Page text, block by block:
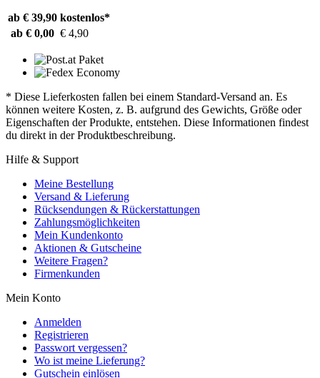
ab € 39,90 kostenlos*
ab € 0,00 € 4,90
* Diese Lieferkosten fallen bei einem Standard-Versand an. Es
können weitere Kosten, z. B. aufgrund des Gewichts, Größe oder
Eigenschaften der Produkte, entstehen. Diese Informationen findest
du direkt in der Produktbeschreibung.
Hilfe & Support
Meine Bestellung
Versand & Lieferung
Rücksendungen & Rückerstattungen
Zahlungsmöglichkeiten
Mein Kundenkonto
Aktionen & Gutscheine
Weitere Fragen?
Firmenkunden
Mein Konto
Anmelden
Registrieren
Passwort vergessen?
Wo ist meine Lieferung?
Gutschein einlösen